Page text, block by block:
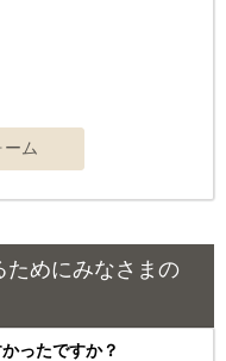
ためにみなさまの
ったですか？